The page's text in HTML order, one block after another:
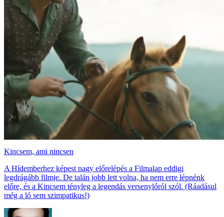
Kincsem, ami nincsen
A Hídemberhez képest nagy előrelépés a Filmalap eddigi
legdrágább filmje. De talán jobb lett volna, ha nem erre lépnénk
előre, és a Kincsem tényleg a legendás versenylóról szól. (Ráadásul
még a ló sem szimpatikus!)